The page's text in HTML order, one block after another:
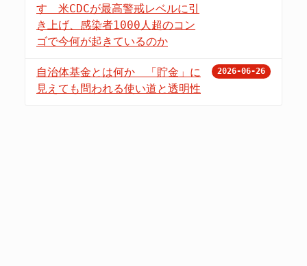
す 米CDCが最高警戒レベルに引
き上げ、感染者1000人超のコン
ゴで今何が起きているのか
自治体基金とは何か 「貯金」に
見えても問われる使い道と透明性
2026-06-26